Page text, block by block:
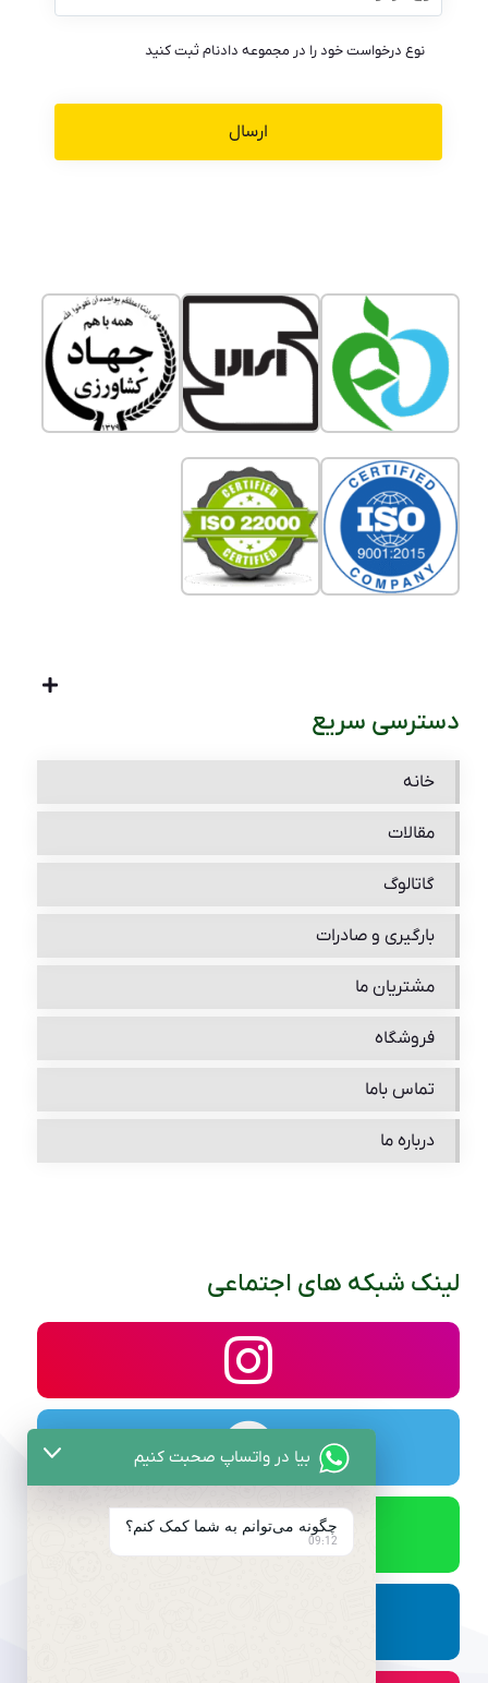
نوع درخواست خود را در مجموعه دادنام ثبت کنید
دسترسی سریع
خانه
مقالات
گاتالوگ
بارگیری و صادرات
مشتریان ما
فروشگاه
تماس باما
درباره ما
لینک شبکه های اجتماعی
بیا در واتساپ صحبت کنیم
چگونه می‌توانم به شما کمک کنم؟
09:12